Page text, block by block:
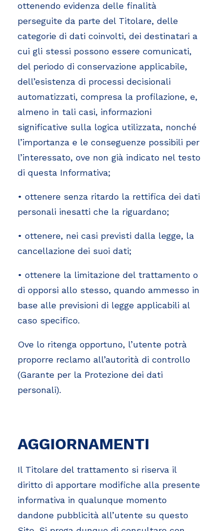
ottenendo evidenza delle finalità
perseguite da parte del Titolare, delle
categorie di dati coinvolti, dei destinatari a
cui gli stessi possono essere comunicati,
del periodo di conservazione applicabile,
dell’esistenza di processi decisionali
automatizzati, compresa la profilazione, e,
almeno in tali casi, informazioni
significative sulla logica utilizzata, nonché
l’importanza e le conseguenze possibili per
l’interessato, ove non già indicato nel testo
di questa Informativa;
• ottenere senza ritardo la rettifica dei dati
personali inesatti che la riguardano;
• ottenere, nei casi previsti dalla legge, la
cancellazione dei suoi dati;
• ottenere la limitazione del trattamento o
di opporsi allo stesso, quando ammesso in
base alle previsioni di legge applicabili al
caso specifico.
Ove lo ritenga opportuno, l’utente potrà
proporre reclamo all’autorità di controllo
(Garante per la Protezione dei dati
personali).
AGGIORNAMENTI
Il Titolare del trattamento si riserva il
diritto di apportare modifiche alla presente
informativa in qualunque momento
dandone pubblicità all’utente su questo